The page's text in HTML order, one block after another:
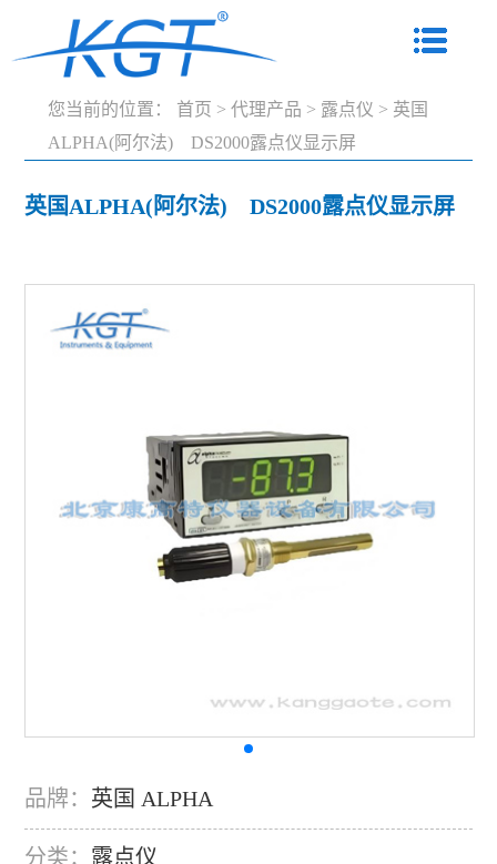
您当前的位置： 首页 > 代理产品 > 露点仪 > 英国
ALPHA(阿尔法) DS2000露点仪显示屏
英国ALPHA(阿尔法) DS2000露点仪显示屏
品牌： 英国 ALPHA
分类： 露点仪